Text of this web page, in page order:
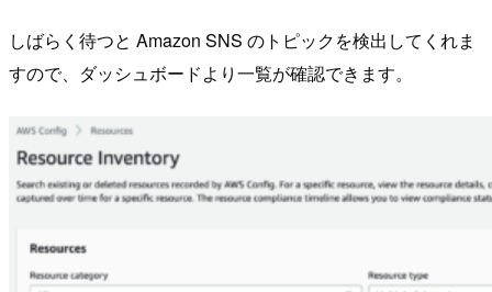
しばらく待つと Amazon SNS のトピックを検出してくれま
すので、ダッシュボードより一覧が確認できます。